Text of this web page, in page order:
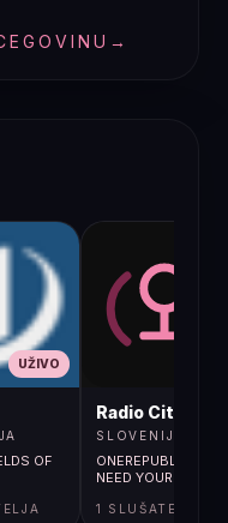
→
UŽIVO
OF
Radio City
SLOVENIJA
ONEREPUBLIC /
NEED YOUR LOVE
1 SLUŠATELJA